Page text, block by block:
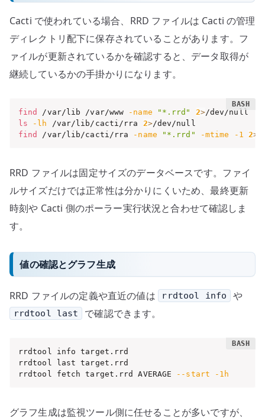
Cacti で使われている場合、RRD ファイルは Cacti の管理
ディレクトリ配下に保存されていることがあります。フ
ァイルが更新されているかを確認すると、データ取得が
継続しているかの手掛かりになります。
find /var/lib /var/www -name "*.rrd" 2>
ls
-lh /var/lib/cacti/rra 2>
find
/var/lib/cacti/rra -name "*.rrd" -mtime -1 2>
RRD ファイルは固定サイズのデータベースです。ファイ
ルサイズだけでは正常性は分かりにくいため、最終更新
時刻や Cacti 側のポーラー実行状況と合わせて確認しま
す。
値の確認とグラフ生成
RRD ファイルの定義や直近の値は rrdtool info や
rrdtool last で確認できます。
rrdtool info target.rrd
rrdtool last target.rrd
rrdtool fetch target.rrd AVERAGE
--start -1h
グラフ生成は監視ツール側に任せることが多いですが、